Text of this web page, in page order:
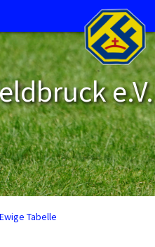
e.V.
Ewige Tabelle